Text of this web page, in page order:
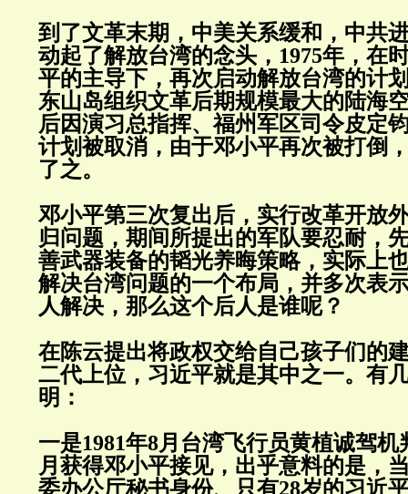
到了文革末期，中美关系缓和，中共
动起了解放台湾的念头，1975年，在
平的主导下，再次启动解放台湾的计
东山岛组织文革后期规模最大的陆海
后因演习总指挥、福州军区司令皮定
计划被取消，由于邓小平再次被打倒
了之。
邓小平第三次复出后，实行改革开放
归问题，期间所提出的军队要忍耐，
善武器装备的韬光养晦策略，实际上
解决台湾问题的一个布局，并多次表
人解决，那么这个后人是谁呢？
在陈云提出将政权交给自己孩子们的
二代上位，习近平就是其中之一。有
明：
一是1981年8月台湾飞行员黄植诚驾机
月获得邓小平接见，出乎意料的是，
委办公厅秘书身份、只有28岁的习近